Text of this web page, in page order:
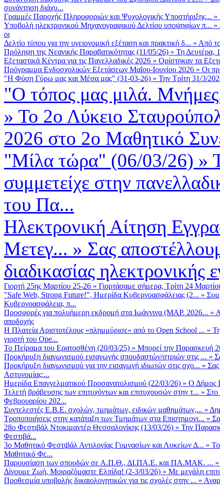
συνάντηση διάχυ...
Γραμμές Παροχής Πληροφοριών και Ψυχολογικής Υποστήριξης... »
Υποβολή ηλεκτρονικού Μηχανογραφικού Δελτίου υποψηφίων π... »
οι
Δελτίο τύπου για την υγειονομική εξέταση και πρακτική δ... » Από
Πρόληψη της Νεανικής Παραβατικότητας (11/05/26) » Τη Δευτέρα,
Εξεταστικά Κέντρα για τις Πανελλαδικές 2026 » Ορίστηκαν τα
Πρόγραμμα Ενδοσχολικών Εξετάσεων Μαΐου-Ιουνίου 2026 » Οι
"Η Φύση Γύρω μας και Μέσα μας" (31-03-26) » Την Τρίτη 31/3/
"Ο τόπος μας μιλά.
» Το 2ο Λύκειο
2026 στο 2ο Μαθητικό
"Μίλα τώρα" (06/03/26) »
συμμετείχε στην
του Πα...
Ηλεκτρονική Αίτηση
Μετεγ... » Σας
διαδικασίας ηλεκτρονικής
Γιορτή 25ης Μαρτίου 25-26 » Γιορτάσαμε σήμερα, Τρίτη 24
"Safe Web, Strong Future!", Ημερίδα Κυβερνοασφάλειας (2... »
Κυβερνοασφάλεια, π...
Προσφορές για πολυήμερη εκδρομή στα Ιωάννινα (ΜΑΡ. 2026... »
αποδοχής
Η Πλατεία Αριστοτέλους «πλημμύρισε» από το Open School ... »
γιορτή του Ope...
Το Πείραμα του Ερατοσθένη (20/03/25) » Μπορεί την Παρασκευή
Προκήρυξη διαγωνισμού εισαγωγής σπουδαστών/στριών στις ... »
Προκήρυξη διαγωνισμού για την εισαγωγή ιδιωτών στις σχο... » Σας
Αστυνομίας:...
Ημερίδα Επαγγελματικού Προσανατολισμού (22/03/26) » Ο Δήμος
Τελετή βράβευσης των επιτυχόντων και επιτυχουσών στην τ... » Στο
Φεβρουαρίου 202...
Συντελεστές Ε.Β.Ε. σχολών, τμημάτων, ειδικών μαθημάτων,... »
Τροποποιήσεις στην κατάταξη των Τμημάτων στα Επιστημονι... »
28ο Φεστιβάλ Ντοκιμαντέρ Θεσσαλονίκης (13/03/26) » Την
Φεστιβά...
3ο Μαθητικό Φεστιβάλ Αντιλογίας Γυμνασίων και Λυκείων Δ... »
Μαθητικό Φε...
Παρουσίαση των σπουδών σε Α.Π.Θ., ΔΙ.ΠΑ.Ε. και ΠΑ.ΜΑΚ. ...
Δίνουμε Ζωή, Μοιραζόμαστε Ελπίδα! (2-3/03/26) » Με μεγάλη
Προθεσμία υποβολής δικαιολογητικών για τις σχολές στην ... »